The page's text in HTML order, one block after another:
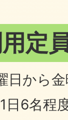
定
日から
日6名程